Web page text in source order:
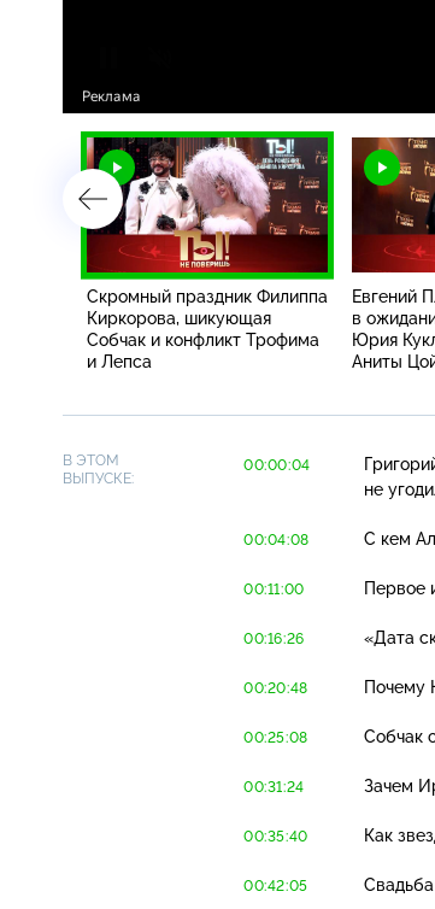
Скромный праздник Филиппа
Киркорова, шикующая
Собчак и конфликт Трофима
и Лепса
Евгений
в
Юрия
Аниты
В ЭТОМ
ВЫПУСКЕ:
00:00:04
не
00:04:08 С кем
00:11:00 Первое
00:16:26 «Дата
00:20:48 Почему
00:25:08 Собчак
00:31:24 Зачем
00:35:40 Как
00:42:05